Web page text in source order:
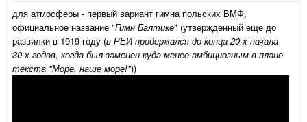
для атмосферы - первый вариант гимна польских ВМФ,
официальное название "Гимн Балтике" (утвержденный еще до
развилки в 1919 году (в РЕИ продержался до конца 20-х начала
30-х годов, когда был заменен куда менее амбициозным в плане
текста "Море, наше море!"))